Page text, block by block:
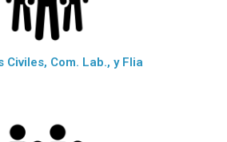
Civiles, Com. Lab., y Flia